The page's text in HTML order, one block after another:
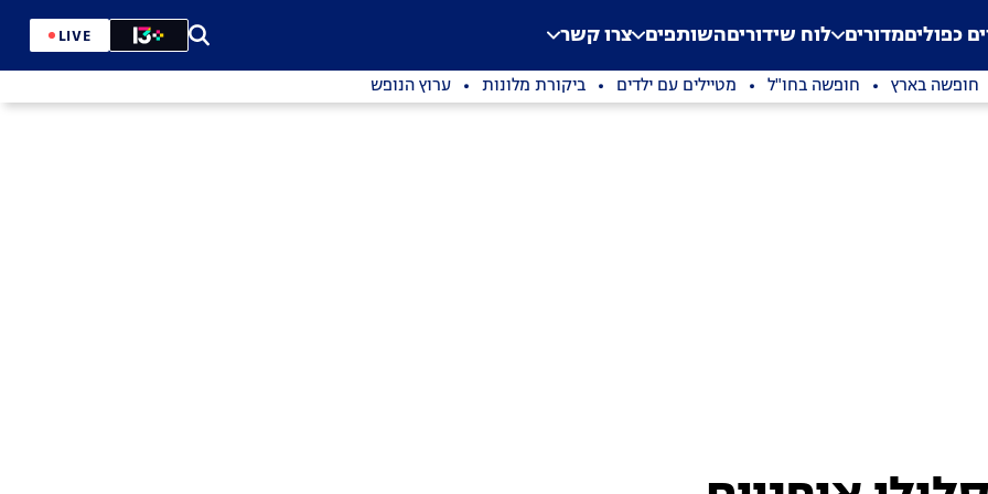
Application error: a
. כפוליםמדורים לוח שידוריםהשותפים צרו קשר LIVE
חופשה בארץ חופשה בחו"ל מטיילים עם ילדים ביקורת מלונות ערוץ הנופש